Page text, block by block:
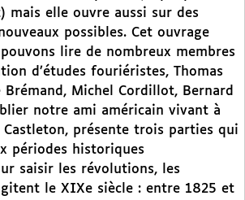
mais elle ouvre aussi sur des
possibles. Cet ouvrage
lire de nombreux membres
d’études fouriéristes, Thomas
Brémand, Michel Cordillot, Bernard
notre ami américain vivant à
Castleton, présente trois parties qui
périodes historiques
saisir les révolutions, les
le XIXe siècle : entre 1825 et